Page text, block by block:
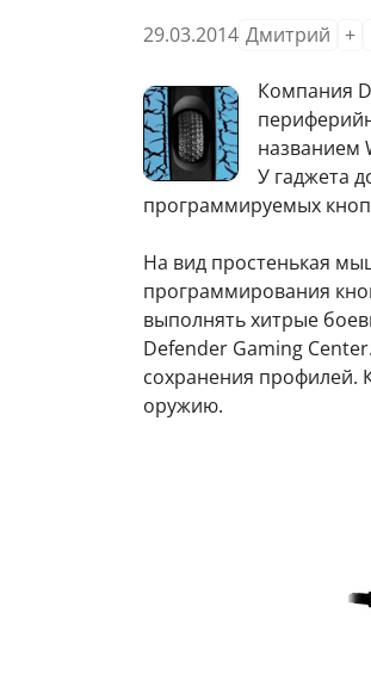
29.03.2014 Дмитрий +
Компания
названием
У гаджета
программируемых
На вид простенькая
программирования
выполнять хитрые
Defender Gaming
сохранения профилей.
оружию.